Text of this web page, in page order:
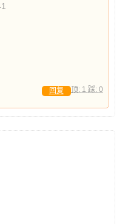
顶: 1 踩: 0
回复